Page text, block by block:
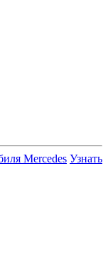
Mercedes Узнать